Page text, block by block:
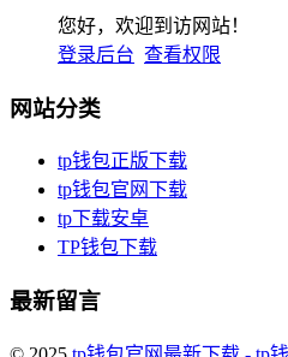
您好，欢迎到访网站！
登录后台 查看权限
网站分类
tp钱包正版下载
tp钱包官网下载
tp下载安卓
TP钱包下载
最新留言